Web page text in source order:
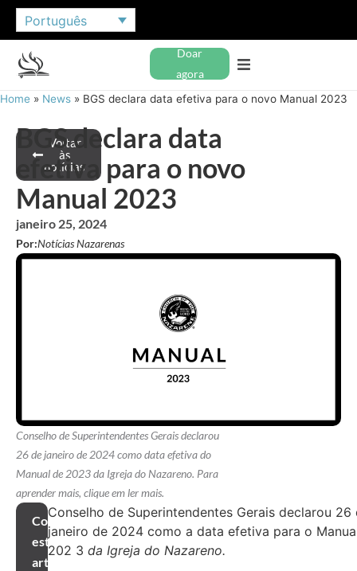
Português
Doar
agora
Home » News » BGS declara data efetiva para o novo Manual 2023
Voltar
às
notícias
BGS declara data
efetiva para o novo
Manual 2023
janeiro 25, 2024
Por:Notícias Nazarenas
Conselho de Superintendentes Gerais declarou
26 de janeiro de 2024 como data efetiva do
Manual de 2023 da Igreja do Nazareno. Para
aprender mais, clique em ler mais.
Compartilhar
este
artigo
Conselho de Superintendentes Gerais declarou 26
janeiro de 2024 como a data efetiva para o
202 3 da Igreja do Nazareno.